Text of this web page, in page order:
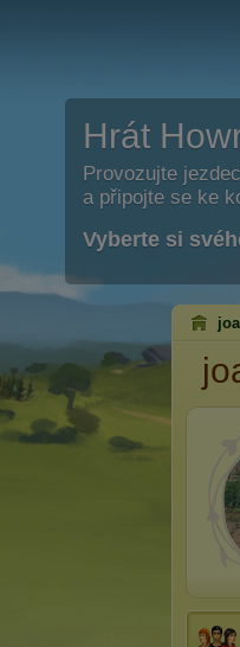
Hrát
Provozujte
a připojte se ke
Vyberte si